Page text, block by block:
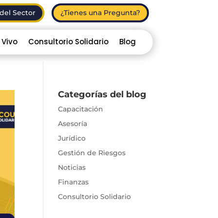
Sector ¿Tienes una Pregunta?
Consultorio Solidario Blog
Categorías del blog
Capacitación
Asesoría
Jurídico
Gestión de Riesgos
Noticias
Finanzas
Consultorio Solidario